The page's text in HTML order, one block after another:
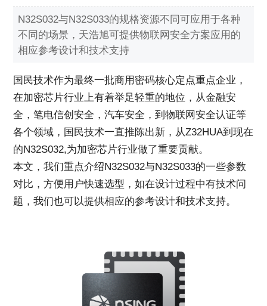
N32S032与N32S033的规格资源不同可应用于各种
不同的场景，天浩旭可提供物联网安全方案应用的
相应参考设计和技术支持
国民技术作为最终一批商用密码核心定点重点企业，
在加密芯片行业上有着举足轻重的地位，从金融安
全，笔电信创安全，汽车安全，到物联网安全认证等
各个领域，国民技术一直推陈出新，从Z32HUA到现在
的N32S032,为加密芯片行业做了重要贡献。
本文，我们重点介绍N32S032与N32S033的一些参数
对比，方便用户快速选型，如在设计过程中有技术问
题，我们也可以提供相应的参考设计和技术支持。